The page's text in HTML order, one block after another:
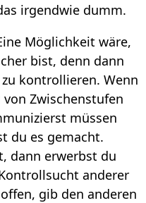
irgendwie dumm.
Möglichkeit wäre,
bist, denn dann
kontrollieren. Wenn
Zwischenstufen
müssen
du es gemacht.
dann erwerbst du
anderer
gib den anderen